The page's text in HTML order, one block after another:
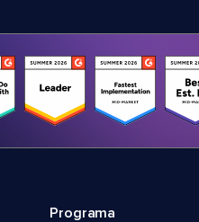
Programa